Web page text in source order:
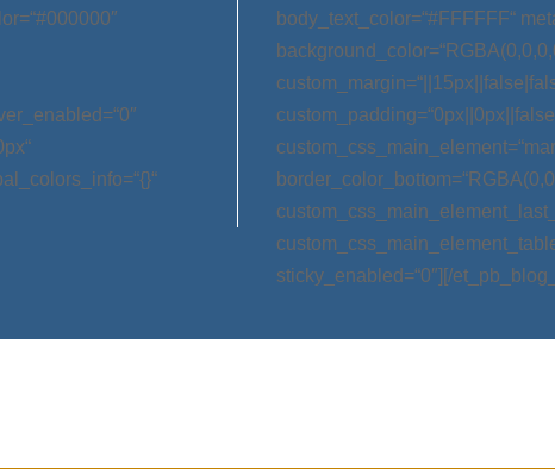
body_text_color=“#FFFFFF“
sticky_enabled=“0″][/